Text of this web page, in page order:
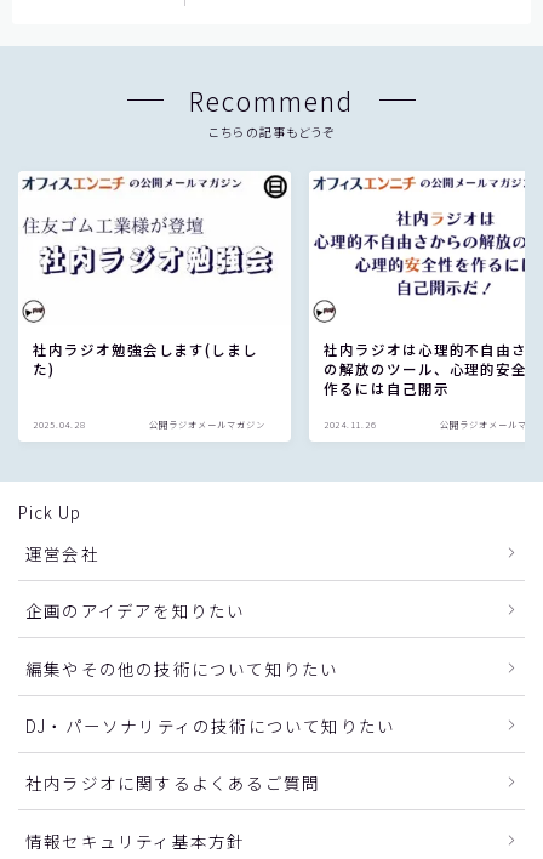
だ
Recommend
こちらの記事もどうぞ
社内ラジオ勉強会します(しまし
た)
2025.04.28 公開ラジオメールマガジン
社内ラジオは心理的不自由さ
の解放のツール、心理的安全
作るには自己開示
2024.11.26 公開ラジオメールマガ
Pick Up
運営会社
企画のアイデアを知りたい
編集やその他の技術について知りたい
DJ・パーソナリティの技術について知りたい
社内ラジオに関するよくあるご質問
情報セキュリティ基本方針